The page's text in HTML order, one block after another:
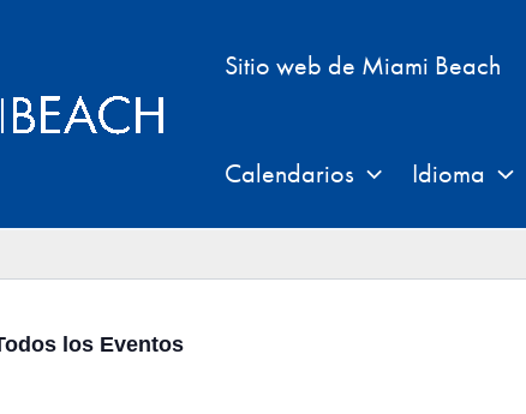
Sitio web de Miami Beach
Calendarios Idioma
los Eventos